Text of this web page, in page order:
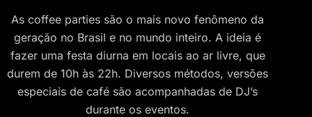
As coffee parties são o mais novo fenômeno da
geração no Brasil e no mundo inteiro. A ideia é
fazer uma festa diurna em locais ao ar livre, que
durem de 10h às 22h. Diversos métodos, versões
especiais de café são acompanhadas de DJ’s
durante os eventos.